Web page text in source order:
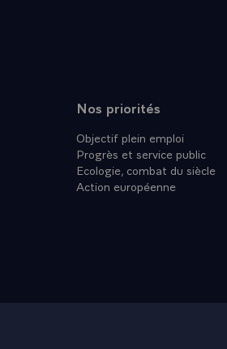
Nos priorités
Objectif plein emploi
Progrès et service public
Ecologie, combat du siècle
Action européenne